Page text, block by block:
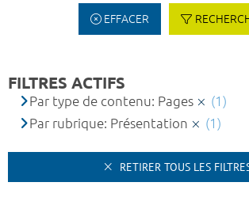
EFFACER
FILTRES ACTIFS
Par type de contenu: Pages
(1)
Par rubrique: Présentation
(1)
RETIRER TOUS LES